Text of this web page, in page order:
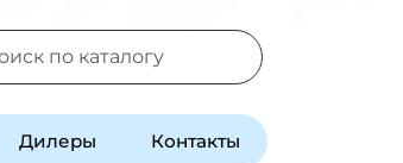
Дилеры Контакты